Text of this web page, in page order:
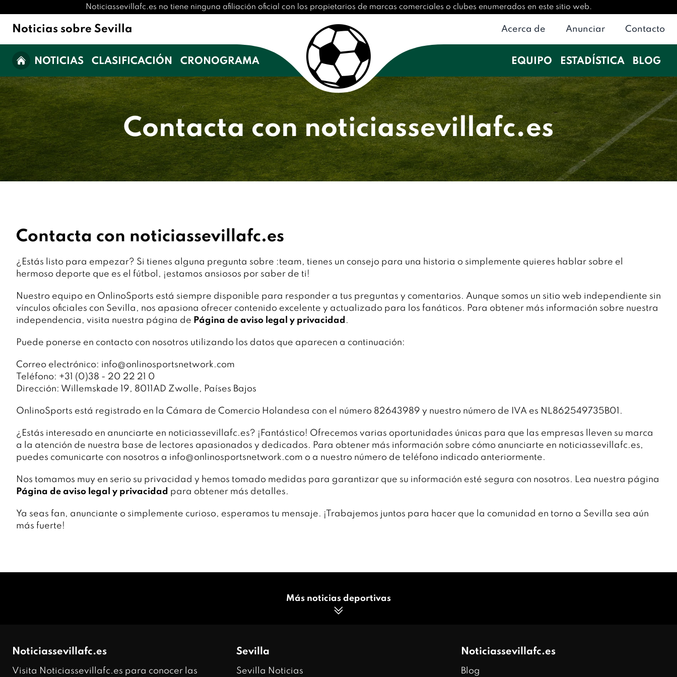
Noticiassevillafc.es no tiene ninguna afiliación oficial con los propietarios de marcas comerciales o clubes enumerados en este sitio web.
Noticias sobre Sevilla Acerca de Anunciar Contacto
NOTICIAS CLASIFICACIÓN CRONOGRAMA EQUIPO ESTADÍSTICA BLOG
Contacta con noticiassevillafc.es
Contacta con noticiassevillafc.es
¿Estás listo para empezar? Si tienes alguna pregunta sobre :team, tienes un consejo para una historia o simplemente quieres hablar sobre el
hermoso deporte que es el fútbol, ¡estamos ansiosos por saber de ti!
Nuestro equipo en OnlinoSports está siempre disponible para responder a tus preguntas y comentarios. Aunque somos un sitio web independiente sin
vínculos oficiales con Sevilla, nos apasiona ofrecer contenido excelente y actualizado para los fanáticos. Para obtener más información sobre nuestra
independencia, visita nuestra página de Página de aviso legal y privacidad .
Puede ponerse en contacto con nosotros utilizando los datos que aparecen a continuación:
Correo electrónico: info@onlinosportsnetwork.com
Teléfono: +31 (0)38 - 20 22 21 0
Dirección: Willemskade 19, 8011AD Zwolle, Países Bajos
OnlinoSports está registrado en la Cámara de Comercio Holandesa con el número 82643989 y nuestro número de IVA es NL862549735B01.
¿Estás interesado en anunciarte en noticiassevillafc.es? ¡Fantástico! Ofrecemos varias oportunidades únicas para que las empresas lleven su marca
a la atención de nuestra base de lectores apasionados y dedicados. Para obtener más información sobre cómo anunciarte en noticiassevillafc.es,
puedes comunicarte con nosotros a info@onlinosportsnetwork.com o a nuestro número de teléfono indicado anteriormente.
Nos tomamos muy en serio su privacidad y hemos tomado medidas para garantizar que su información esté segura con nosotros. Lea nuestra página
Página de aviso legal y privacidad para obtener más detalles.
Ya seas fan, anunciante o simplemente curioso, esperamos tu mensaje. ¡Trabajemos juntos para hacer que la comunidad en torno a Sevilla sea aún
más fuerte!
Más noticias deportivas
Noticiassevillafc.es
Visita Noticiassevillafc.es para conocer las
Sevilla
Sevilla Noticias
Noticiassevillafc.es
Blog